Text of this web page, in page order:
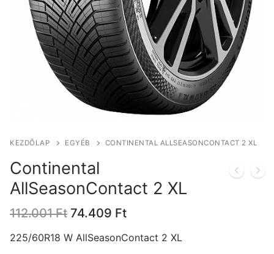
KEZDŐLAP EGYÉB CONTINENTAL ALLSEASONCONTACT 2 XL
Continental
AllSeasonContact 2 XL
112.001Ft Original
was:
74.409 FtCurrent
is:
225/60R18 W AllSeasonContact 2 XL